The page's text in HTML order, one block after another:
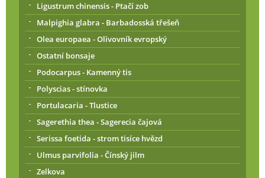
Ligustrum chinensis - Ptačí zob
Malpighia glabra - Barbadosská třešeň
Olea europaea - Olivovník evropský
Ostatní bonsaje
Podocarpus - Kamenný tis
Polyscias - stínovka
Portulacaria - Tlustice
Sagerethia thea - Sagerecia čajová
Serissa foetida - strom tisíce hvězd
Ulmus parvifolia - Čínský jilm
Zelkova